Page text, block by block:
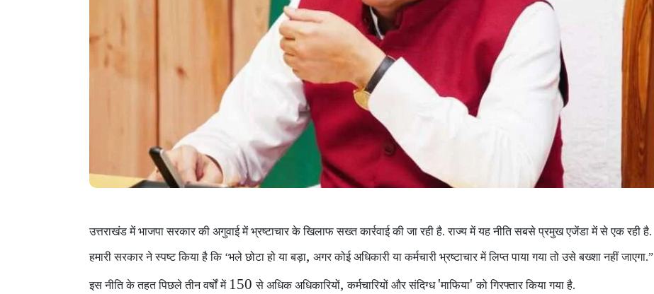
उत्तराखंड में भाजपा सरकार की अगुवाई में भ्रष्टाचार के खिलाफ सख्त कार्रवाई की जा रही है. राज्य में यह नीति सबसे प्रमुख एजेंडा में से एक रही है.
हमारी सरकार ने स्पष्ट किया है कि ‘भले छोटा हो या बड़ा, अगर कोई अधिकारी या कर्मचारी भ्रष्टाचार में लिप्त पाया गया तो उसे बख्शा नहीं जाएगा.”
इस नीति के तहत पिछले तीन वर्षों में 150से अधिक अधिकारियों,कर्मचारियों और संदिग्ध 'माफिया'को गिरफ्तार किया गया है.